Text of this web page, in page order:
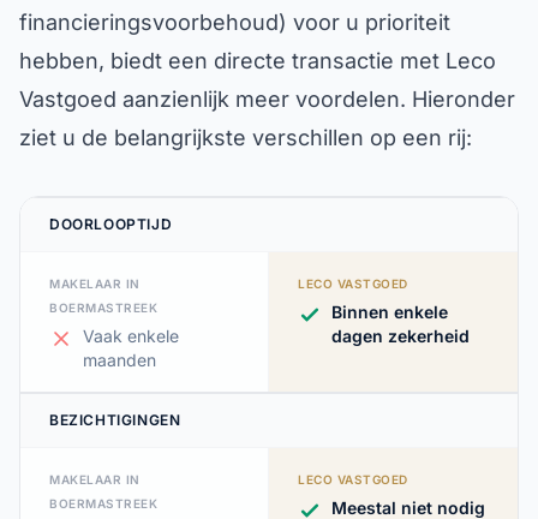
financieringsvoorbehoud) voor u prioriteit
hebben, biedt een directe transactie met Leco
Vastgoed aanzienlijk meer voordelen. Hieronder
ziet u de belangrijkste verschillen op een rij:
DOORLOOPTIJD
MAKELAAR IN
BOERMASTREEK
Vaak enkele
maanden
LECO VASTGOED
Binnen enkele
dagen zekerheid
BEZICHTIGINGEN
MAKELAAR IN
BOERMASTREEK
LECO VASTGOED
Meestal niet nodig